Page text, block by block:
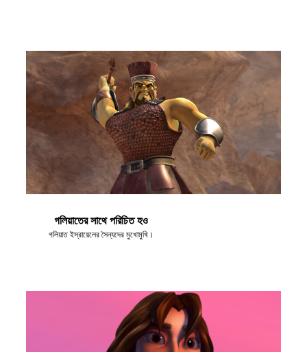
গলিয়াতের সাথে পরিচিত হও
গলিয়াত ইস্রায়েলের সৈন্যদের মুখোমুখি।